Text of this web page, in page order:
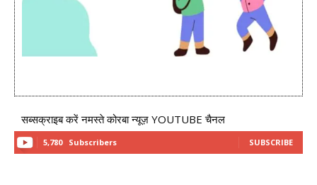
सब्सक्राइब करें नमस्ते कोरबा न्यूज़ YOUTUBE चैनल
5,780 Subscribers SUBSCRIBE